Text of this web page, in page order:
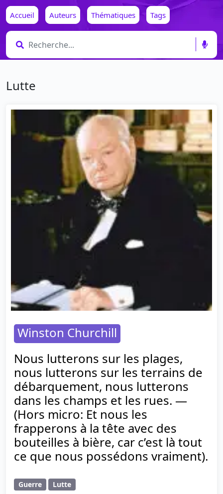
Accueil Auteurs Thématiques Tags
Lutte
Winston Churchill
Nous lutterons sur les plages,
nous lutterons sur les terrains de
débarquement, nous lutterons
dans les champs et les rues. —
(Hors micro: Et nous les
frapperons à la tête avec des
bouteilles à bière, car c’est là tout
ce que nous possédons vraiment).
Guerre Lutte